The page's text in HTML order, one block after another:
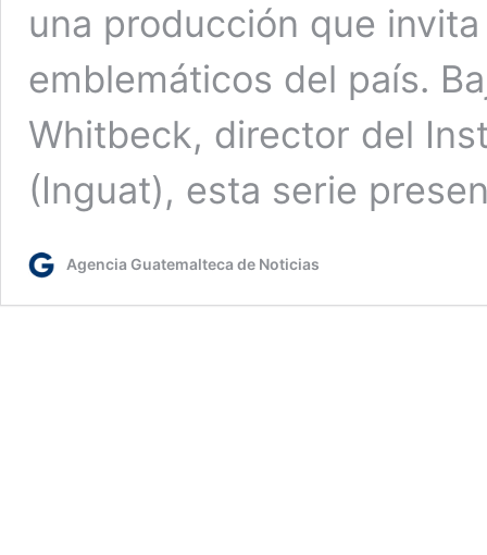
una producción que
emblemáticos del país.
Whitbeck, director del
(Inguat), esta serie
Agencia Guatemalteca de Noticias